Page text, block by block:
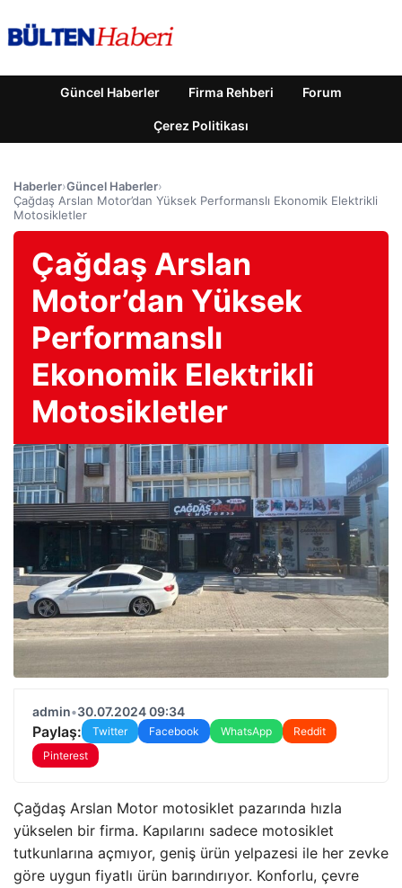
Güncel Haberler Firma Rehberi Forum
Çerez Politikası
Haberler›Güncel Haberler›
Çağdaş Arslan Motor’dan Yüksek Performanslı Ekonomik Elektrikli
Motosikletler
Çağdaş Arslan
Motor’dan Yüksek
Performanslı
Ekonomik Elektrikli
Motosikletler
admin•30.07.2024 09:34
Paylaş: Twitter Facebook WhatsApp
Reddit
Pinterest
Çağdaş Arslan Motor motosiklet pazarında hızla
yükselen bir firma. Kapılarını sadece motosiklet
tutkunlarına açmıyor, geniş ürün yelpazesi ile her zevke
göre uygun fiyatlı ürün barındırıyor. Konforlu, çevre